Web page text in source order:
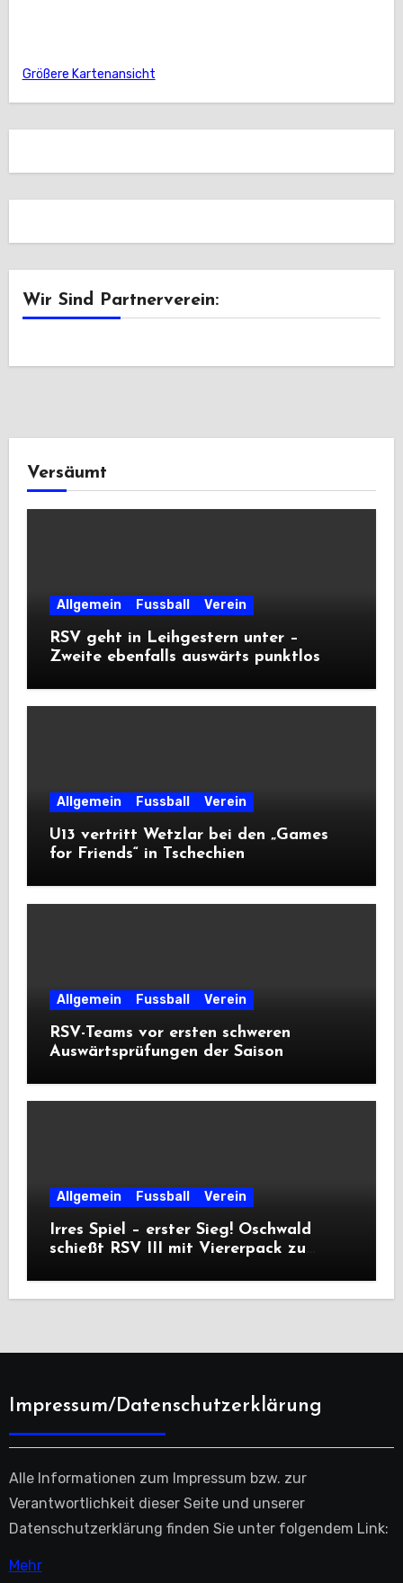
Größere Kartenansicht
Wir Sind Partnerverein:
Versäumt
Allgemein Fussball Verein
RSV geht in Leihgestern unter –
Zweite ebenfalls auswärts punktlos
Allgemein Fussball Verein
U13 vertritt Wetzlar bei den „Games
for Friends“ in Tschechien
Allgemein Fussball Verein
RSV-Teams vor ersten schweren
Auswärtsprüfungen der Saison
Allgemein Fussball Verein
Irres Spiel – erster Sieg! Oschwald
schießt RSV III mit Viererpack zu
Impressum/Datenschutzerklärung
Alle Informationen zum Impressum bzw. zur
Verantwortlichkeit dieser Seite und unserer
Datenschutzerklärung finden Sie unter folgendem Link:
Mehr